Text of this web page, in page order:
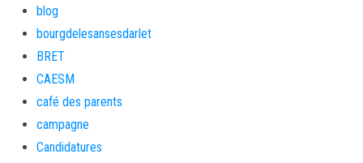
blog
bourgdelesansesdarlet
BRET
CAESM
café des parents
campagne
Candidatures